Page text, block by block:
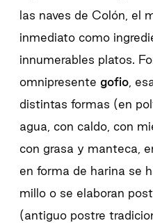
las naves de Colón, el
inmediato como
innumerables platos.
omnipresente gofio,
distintas formas (en
agua, con caldo, con
con grasa y manteca,
en forma de harina se
millo o se elaboran
(antiguo postre